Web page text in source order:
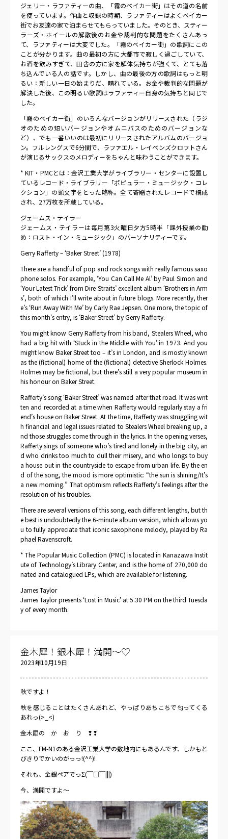
ジェリー・ラファティーの曲、「霧のベイカー街」はその道の名前
を使っています。作曲と収録の時期、ラファティーはよくベイカー
街でお友達の家で泊まらせてもらっていました。そのとき、スティー
ラーズ・ホイールの解散後のお金や裁判的な問題をたくさんあっ
て、ラファティーは大変でした。「霧のベイカー街」の歌詞にこの
ことが分かります。曲の最初の方に大都市で寂しく過ごしていて、
お酒を飲みすぎて、田舎の方に家を解体気持ちが強くて、とても落
ち込んでいる人の話です。しかし、曲の最後の方の歌詞はもっと明
るい：新しい一日の始まりだ、晴れている。お金や裁判的な問題が
解決した後、この明るい歌詞はラファティー自身の気持ちと同じで
した。
「霧のベイカー街」のいろんなバージョンがリリースされた（ラジ
オのための短いバージョンやオムニバスのためのバージョンな
ど）、でも一番いいのは最初にリリースされたアルバムのバージョ
ン。フルレングスで6分間で、ラファエル・レイベンズクロフトさん
が演じるサックスのメロディーをちゃんと味わうことができます。
* KIT・PMCとは：金沢工業大学がライブラリー・センターに設置し
ているレコード・ライブラリー「ポピュラー・ミュージック・コレ
クション」の頭文字をとった略称。全て寄贈されたレコードで構成
され、27万枚を所蔵している。
ジェームス・テイラー
ジェームス・テイラーは毎月第3火曜日夕方5時半「課外授業の勧
め：ロスト・イン・ミュージック」のパーソナリティーです。
Gerry Rafferty – ‘Baker Street’ (1978)
There are a handful of pop and rock songs with really famous saxo
phone solos. For example, ‘You Can Call Me Al’ by Paul Simon and
‘Your Latest Trick’ from Dire Straits’ excellent album ‘Brothers in Arm
s’, both of which I’ll write about in future blogs. More recently, ther
e’s ‘Run Away With Me’ by Carly Rae Jepsen. One more, the topic of
this month’s entry, is ‘Baker Street’ by Gerry Rafferty.
You might know Gerry Rafferty from his band, Stealers Wheel, who
had a big hit with ‘Stuck in the Middle with You’ in 1973. And you
might know Baker Street too – it’s in London, and is mostly known
as the (fictional) home of the (fictional) detective Sherlock Holmes.
Holmes may be fictional, but there’s still a very popular museum in
his honour on Baker Street.
Rafferty’s song ‘Baker Street’ was named after that road. It was writ
ten and recorded at a time when Rafferty would regularly stay a fri
end’s house on Baker Street. At the time, Rafferty was struggling wit
h financial and legal issues related to Stealers Wheel breaking up, a
nd those struggles come through in the lyrics. In the opening verses,
Rafferty sings of someone who’s tired and lonely in the big city, an
d who drinks too much to dull their misery, and who longs to buy
a house out in the countryside to escape from urban life. By the en
d of the song, the mood is more optimistic: “the sun is shining/It’s
a new morning.” That optimism reflects Rafferty’s feelings after the
resolution of his troubles.
There are several versions of this song, each different lengths, but th
e best is undoubtedly the 6-minute album version, which allows yo
u to fully appreciate that iconic saxophone melody, played by Ra
phael Ravenscroft.
* The Popular Music Collection (PMC) is located in Kanazawa Instit
ute of Technology’s Library Center, and is the home of 270,000 do
nated and catalogued LPs, which are available for listening.
James Taylor
James Taylor presents ‘Lost in Music’ at 5.30 PM on the third Tuesda
y of every month.
金木犀！銀木犀！満開～♡
2023年10月19日
秋ですよ！
秋を感じることはたくさんあれど、やっぱりあちこちで匂ってくる
あれっ(>_<)
金木犀の か お り ❢❢
ここ、FM-N1のある金沢工業大学の敷地内にもあるんです、しかもと
びきりでかいのがっっ!(^^)!
それも、金銀ペアでっΣ(￣□￣|||)
今、満開ですよ～